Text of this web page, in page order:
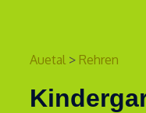
Auetal > Rehren